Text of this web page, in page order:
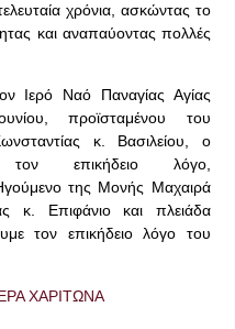
χρόνια, ασκώντας το
και αναπαύοντας πολλές
Ιερό Ναό Παναγίας Αγίας
προϊσταμένου του
κ. Βασιλείου, ο
επικήδειο λόγο,
της Μονής Μαχαιρά
κ. Επιφάνιο και πλειάδα
τον επικήδειο λόγο του
ΧΑΡΙΤΩΝΑ